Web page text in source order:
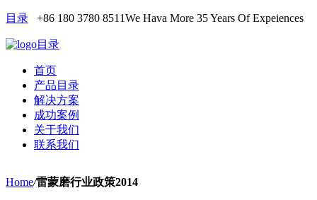
目录 +86 180 3780 8511We Hava More 35 Years Of Expeiences
目录
首页
产品目录
解决方案
成功案例
关于我们
联系我们
Home/雷蒙磨行业政策2014